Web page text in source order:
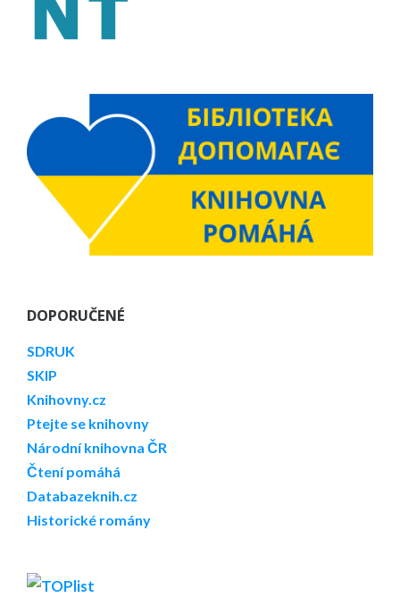
DOPORUČENÉ
SDRUK
SKIP
Knihovny.cz
Ptejte se knihovny
Národní knihovna ČR
Čtení pomáhá
Databazeknih.cz
Historické romány